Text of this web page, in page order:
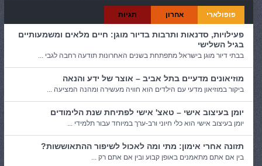
פופולארי אחרון תגיות
פעילויות, סדנאות ותרבות בדיור מוגן: חיים מלאים ומשמעותיים
בגיל השלישי
בבתי דיור מוגן בישראל מתפתחת בשנים האחרונות תודעה רחבה לגבי ...
מוזיאונים מדעיים בתל אביב – אוצר של ידע והנאה
ביקור במוזיאון מדעי עם הילדים הוא חוויה מעשירה ומהנה המציעה ...
יומן בעיצוב אישי – טאצ' אישי לפתיחת שנת הלימודים
יומן בעיצוב אישי הוא כלי חיוני ורב-ערך במיוחד עבור תלמידי ...
תזונה אחרי אימון: מתי ומה לאכול לשיפור ההתאוששות?
בין אם אתם מתאמנים באופן קבוע ובין אם אתם רק ...